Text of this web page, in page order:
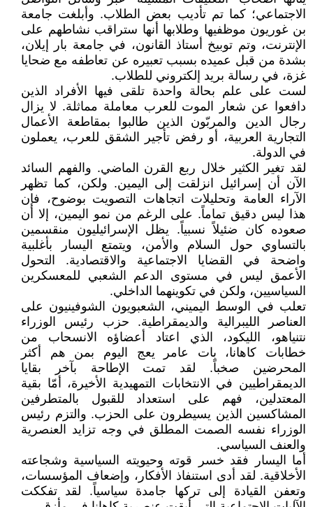
الاجتماعي؛ كما تم تأديب بعض الطلاب. وأبلغت جامعة
بن غوريون موظفيها وطلابها أنها ستراقب نشاطهم على
الإنترنت، وتم توبيخ أستاذ القانون، في جامعة بار إيلان،
بشدة من قبل عميده بسبب تعبيره عن تعاطفه مع ضحايا
غزة، في رسالة بريد إلكتروني للطلاب.
لست على علم بحالة واحدة تلقى فيها الأفراد الذين
دافعوا عن شعار الموت للعرب معاملة مماثلة. لا يزال
رجال الدين والمربّون الذين طالبوا بمقاطعة الأعمال
التجارية العربية، أو رفض تأجير الشقق للعرب، يعملون
في الدولة.
لقد تغير الكثير خلال ربع القرن الماضي. والفهم السائد
الآن أن إسرائيل انزلقت إلى اليمين. ولكن، كما تظهر
الآراء العامة وتحليلات اتجاهات التصويت بوضوح، فإن
هذا ليس دقيق تماماً. على الرغم من نمو اليمين، إلا أن
صعوده كان ضئيلاً نسبياً. يظل الإسرائيليون منقسمين
بالتساوي حول السلام والأمن، ويتمتع اليسار بأغلبية
واضحة في القضايا الاجتماعية والاقتصادية. التحول
الأعمق ليس في مستوى الدعم الشعبي للمعسكرين
السياسيين، ولكن في تكوينهما الداخلي.
تعلب في الوسط اليميني، الشعبويون الشوفينيون على
العناصر الليبرالية والديمقراطية. حزب رئيس الوزراء
نتنياهو، الليكود، الذي اعتاد أعضاؤه الانسحاب من
خطابات كاهانا، بات عامر يعج اليوم بمن هم أكثر
المحرضين صخباً. لقد تمت الإطاحة بآخر بقايا
الديمقراطيين في الانتخابات التمهيدية الأخيرة، أمّا بقية
المعتدلين، فهم على استعداد للقبول بالمتطرفين
المشاكسين الذين يسيطرون على الحزب. والتزم رئيس
الوزراء نفسه الصمت المطلق في وجه تزايد العنصرية
والعنف السياسي.
أما اليسار فقد خسر قوته وحيويته السياسية وشجاعته
الأخلاقية. لقد أدى استنفاذ الأفكار، وإضعاف المؤسسات،
وتعفن القيادة إلى تركها جامدة سياسياً. لقد تفككت